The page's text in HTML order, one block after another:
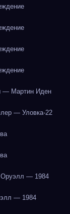
— Мартин Иден
— Уловка-22
— 1984
— 1984